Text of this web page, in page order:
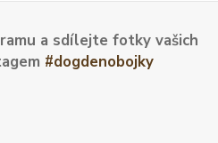
a sdílejte fotky vašich
#dogdenobojky